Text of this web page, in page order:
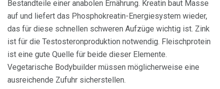
Bestandteile einer anabolen Ernährung. Kreatin baut Masse
auf und liefert das Phosphokreatin-Energiesystem wieder,
das für diese schnellen schweren Aufzüge wichtig ist. Zink
ist für die Testosteronproduktion notwendig. Fleischprotein
ist eine gute Quelle für beide dieser Elemente.
Vegetarische Bodybuilder müssen möglicherweise eine
ausreichende Zufuhr sicherstellen.